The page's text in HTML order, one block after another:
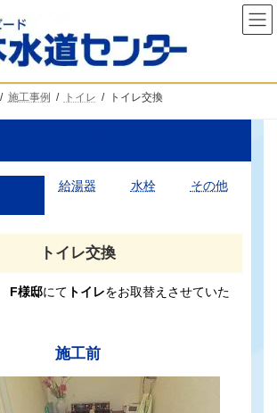
施工事例 トイレ トイレ交換
給湯器 水栓 その他
トイレ交換
F様邸にて トイレをお取替えさせていた
施工前